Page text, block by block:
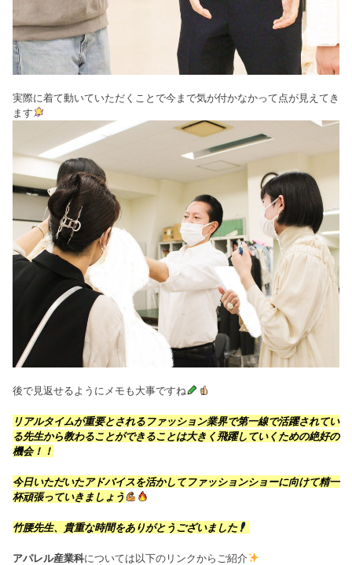
実際に着て動いていただくことで今まで気が付かなかって点が見えてき
ます
後で見返せるようにメモも大事ですね
リアルタイムが重要とされるファッション業界で第一線で活躍されてい
る先生から教わることができることは大きく飛躍していくための絶好の
機会！！
今日いただいたアドバイスを活かしてファッションショーに向けて精一
杯頑張っていきましょう
竹腰先生、貴重な時間をありがとうございました
アパレル産業科については以下のリンクからご紹介